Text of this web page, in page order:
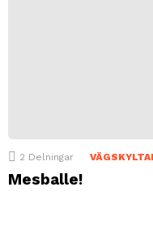
2 Delningar
Mesballe!